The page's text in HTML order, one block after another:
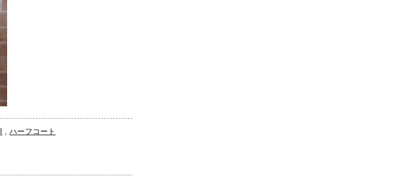
, ハーフコート